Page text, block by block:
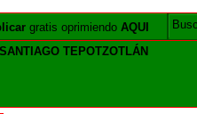
gratis oprimiendoAQUI
TEPOTZOTLÁN